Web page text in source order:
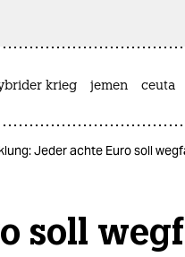
krieg jemen ceuta
Jeder achte Euro soll
soll